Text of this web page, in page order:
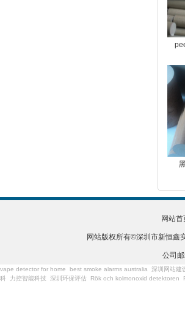
网站首
网站版权所有©深圳市新恒鑫
公司
vape detector for home best smoke alarms australia 深圳网站建
科
力控智能科技 深圳环保评估 Rök och kolmonoxid detektoren